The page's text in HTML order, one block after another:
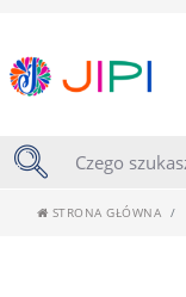
STRONA GŁÓWNA